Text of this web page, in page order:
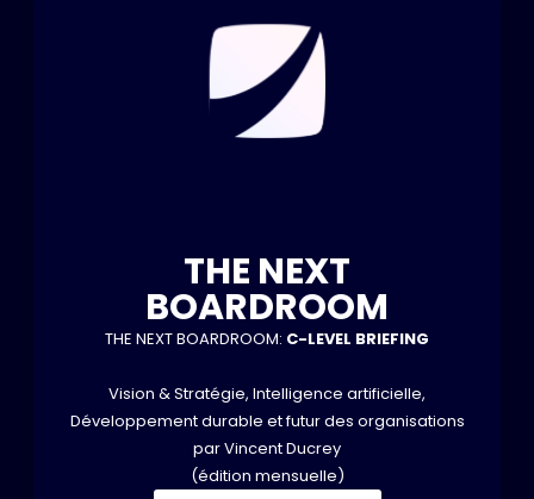
THE NEXT
BOARDROOM
THE NEXT BOARDROOM: C-LEVEL BRIEFING
Vision & Stratégie, Intelligence artificielle,
Développement durable et futur des organisations
par Vincent Ducrey
(édition mensuelle)